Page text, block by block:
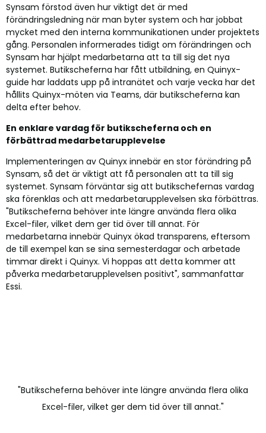
Synsam förstod även hur viktigt det är med
förändringsledning när man byter system och har jobbat
mycket med den interna kommunikationen under projektets
gång. Personalen informerades tidigt om förändringen och
Synsam har hjälpt medarbetarna att ta till sig det nya
systemet. Butikscheferna har fått utbildning, en Quinyx-
guide har laddats upp på intranätet och varje vecka har det
hållits Quinyx-möten via Teams, där butikscheferna kan
delta efter behov.
En enklare vardag för butikscheferna och en
förbättrad medarbetarupplevelse
Implementeringen av Quinyx innebär en stor förändring på
Synsam, så det är viktigt att få personalen att ta till sig
systemet. Synsam förväntar sig att butikschefernas vardag
ska förenklas och att medarbetarupplevelsen ska förbättras.
"Butikscheferna behöver inte längre använda flera olika
Excel-filer, vilket dem ger tid över till annat. För
medarbetarna innebär Quinyx ökad transparens, eftersom
de till exempel kan se sina semesterdagar och arbetade
timmar direkt i Quinyx. Vi hoppas att detta kommer att
påverka medarbetarupplevelsen positivt", sammanfattar
Essi.
"Butikscheferna behöver inte längre använda flera olika
Excel-filer, vilket ger dem tid över till annat."